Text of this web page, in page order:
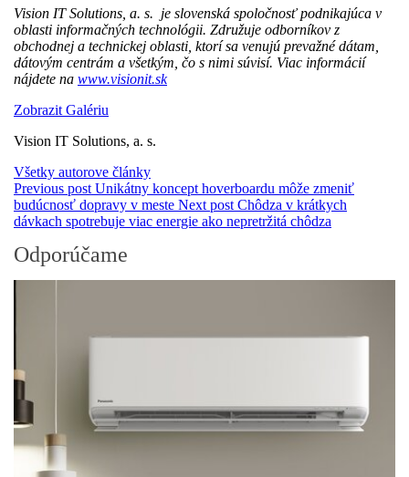
Vision IT Solutions, a. s. je slovenská spoločnosť podnikajúca v
oblasti informačných technológii. Združuje odborníkov z
obchodnej a technickej oblasti, ktorí sa venujú prevažné dátam,
dátovým centrám a všetkým, čo s nimi súvisí. Viac informácií
nájdete na www.visionit.sk
Zobrazit Galériu
Vision IT Solutions, a. s.
Všetky autorove články
Previous post Unikátny koncept hoverboardu môže zmeniť
budúcnosť dopravy v meste Next post Chôdza v krátkych
dávkach spotrebuje viac energie ako nepretržitá chôdza
Odporúčame